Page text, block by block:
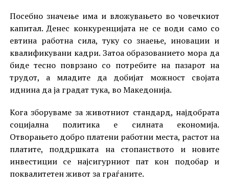
Посебно значење има и вложувањето во човечкиот
капитал. Денес конкуренцијата не се води само со
евтина работна сила, туку со знаење, иновации и
квалификувани кадри. Затоа образованието мора да
биде тесно поврзано со потребите на пазарот на
трудот, а младите да добијат можност својата
иднина да ја градат тука, во Македонија.
Кога зборуваме за животниот стандард, најдобрата
социјална политика е силната економија.
Отворањето добро платени работни места, растот на
платите, поддршката на стопанството и новите
инвестиции се најсигурниот пат кон подобар и
поквалитетен живот за граѓаните.